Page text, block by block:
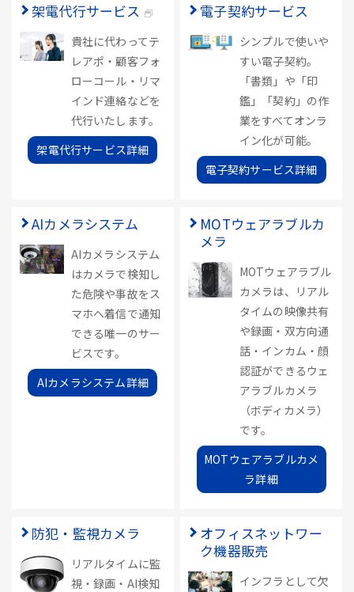
架電代行サービス
貴社に代わってテ
レアポ・顧客フォ
ローコール・リマ
インド連絡などを
代行いたします。
架電代行サービス詳細
電子契約サービス
シンプルで使いや
すい電子契約。
「書類」や「印
鑑」「契約」の作
業をすべてオンラ
イン化が可能。
電子契約サービス詳細
AIカメラシステム
AIカメラシステム
はカメラで検知し
た危険や事故をス
マホへ着信で通知
できる唯一のサー
ビスです。
AIカメラシステム詳細
MOTウェアラブルカ
メラ
MOTウェアラブル
カメラは、リアル
タイムの映像共有
や録画・双方向通
話・インカム・顔
認証ができるウェ
アラブルカメラ
（ボディカメラ）
です。
MOTウェアラブルカメ
ラ詳細
防犯・監視カメラ
リアルタイムに監
視・録画・AI検知
オフィスネットワー
ク機器販売
インフラとして欠